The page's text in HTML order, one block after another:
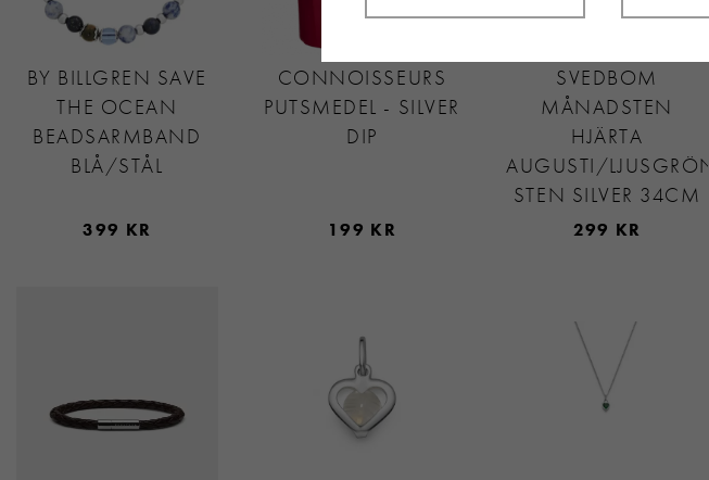
BY BILLGREN SAVE
THE OCEAN
BEADSARMBAND
BLÅ/STÅL
399 KR
CONNOISSEURS
PUTSMEDEL - SILVER
DIP
199 KR
SVEDBOM
MÅNADSTEN
HJÄRTA
AUGUSTI/LJUSGRÖN
STEN SILVER 34CM
299 KR